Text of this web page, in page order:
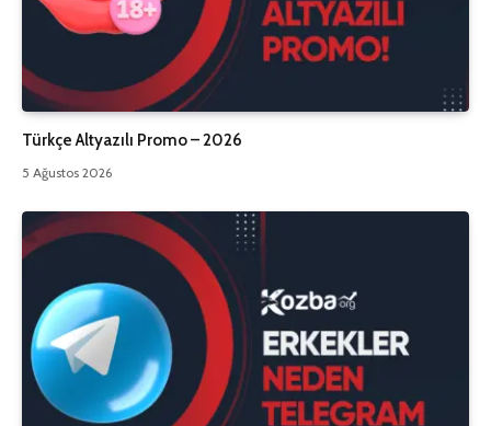
Türkçe Altyazılı Promo – 2026
5 Ağustos 2026